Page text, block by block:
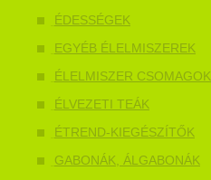
ÉDESSÉGEK
EGYÉB ÉLELMISZEREK
ÉLELMISZER CSOMAGOK
ÉLVEZETI TEÁK
ÉTREND-KIEGÉSZÍTŐK
GABONÁK, ÁLGABONÁK